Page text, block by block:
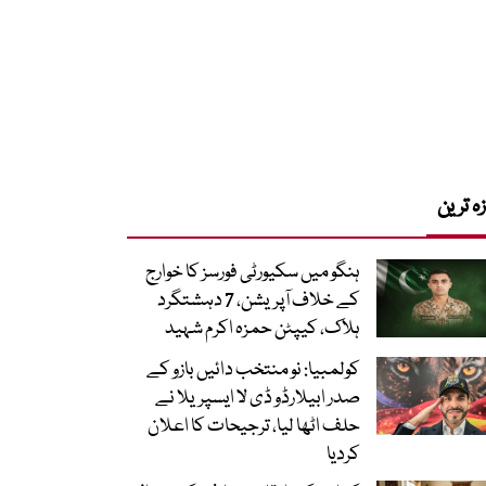
ترین
ہنگو میں سکیورٹی فورسز کا خوارج
کے خلاف آپریشن، 7 دہشتگرد
ہلاک، کیپٹن حمزہ اکرم شہید
کولمبیا: نو منتخب دائیں بازو کے
صدر ابیلارڈو ڈی لا ایسپریلا نے
حلف اٹھا لیا، ترجیحات کا اعلان
کردیا